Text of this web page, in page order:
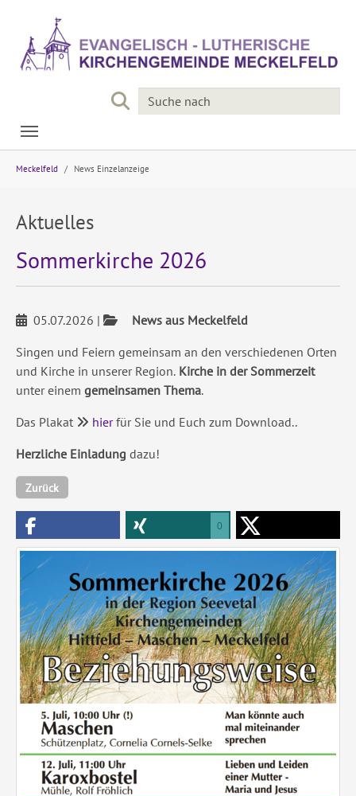
Meckelfeld News Einzelanzeige
Aktuelles
Sommerkirche 2026
05.07.2026 |
News aus Meckelfeld
Singen und Feiern gemeinsam an den verschiedenen Orten
und Kirche in unserer Region. Kirche in der Sommerzeit
unter einem gemeinsamen Thema.
Das Plakat
hierfür Sie und Euch zum Download..
Herzliche Einladung dazu!
Zurück
0